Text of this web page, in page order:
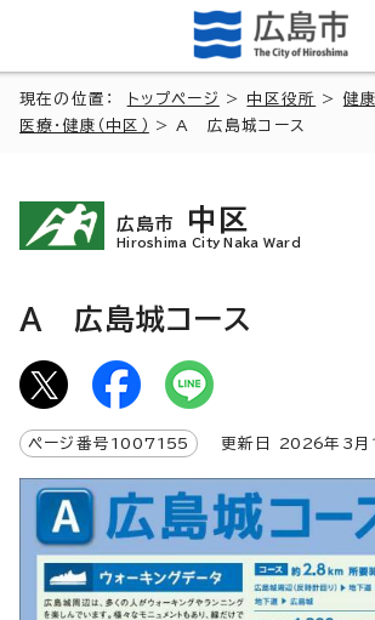
現在の位置： トップページ > 中区役所 > 健康
医療・健康（中区）
> A 広島城コース
広島市 中区
Hiroshima City Naka Ward
A 広島城コース
ページ番号 1007155 更新日 2026年3月